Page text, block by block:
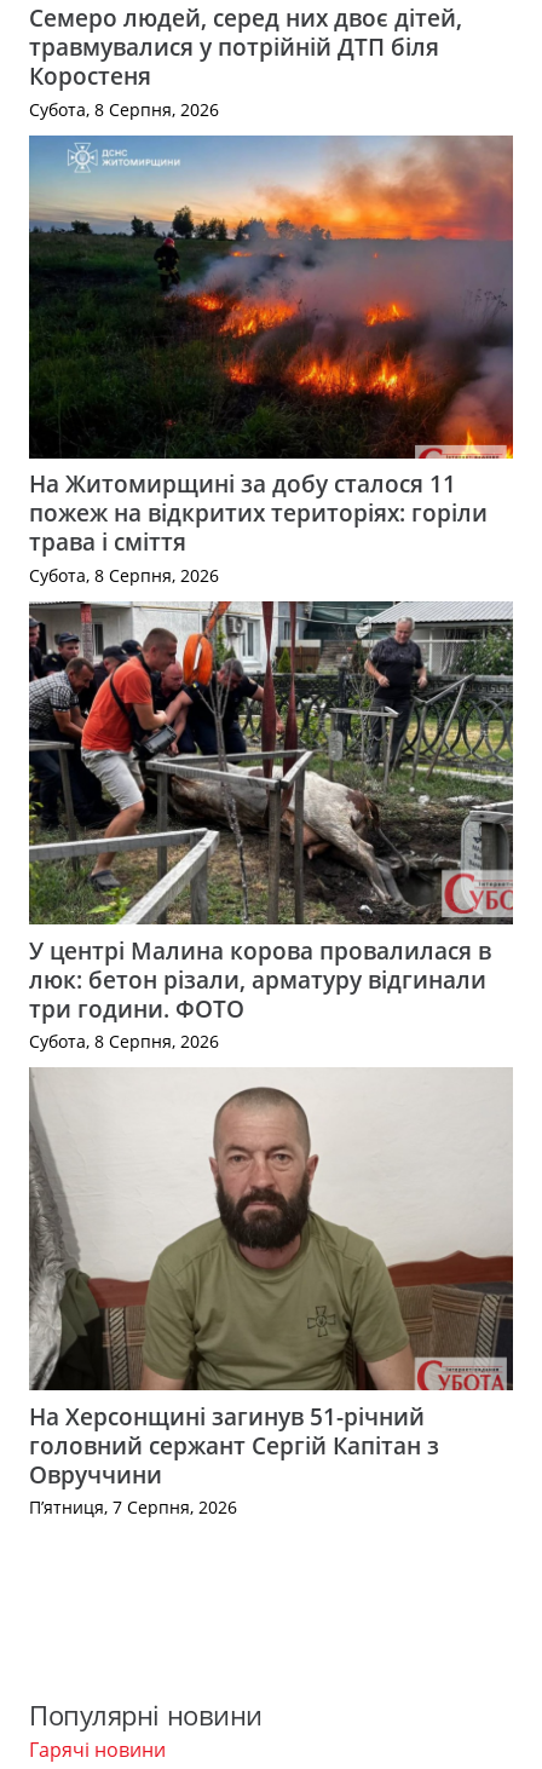
Семеро людей, серед них двоє дітей,
травмувалися у потрійній ДТП біля
Коростеня
Субота, 8 Серпня, 2026
На Житомирщині за добу сталося 11
пожеж на відкритих територіях: горіли
трава і сміття
Субота, 8 Серпня, 2026
У центрі Малина корова провалилася в
люк: бетон різали, арматуру відгинали
три години. ФОТО
Субота, 8 Серпня, 2026
На Херсонщині загинув 51-річний
головний сержант Сергій Капітан з
Овруччини
П’ятниця, 7 Серпня, 2026
Популярні новини
Гарячі новини